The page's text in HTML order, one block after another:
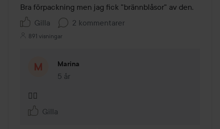
av
5
Bra förpackning men jag fick "brännblåsor" av den.
Gilla
2 kommentarer
891 visningar
Marina
5 år
Kommentaren lades 5 år
👌🏻
Gilla